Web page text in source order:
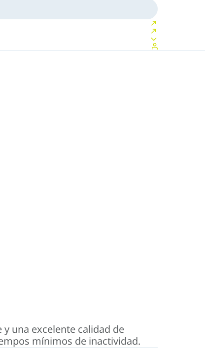
una excelente calidad de
mínimos de inactividad.